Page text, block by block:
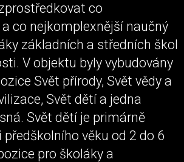
co
co nejkomplexnější naučný
základních a středních škol
V objektu byly vybudovány
Svět přírody, Svět vědy a
Svět dětí a jedna
Svět dětí je primárně
předškolního věku od 2 do 6
pro školáky a